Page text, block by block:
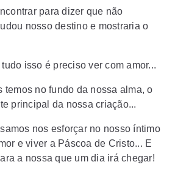
para dizer que não
nosso destino e mostraria o
isso é preciso ver com amor...
temos no fundo da nossa alma, o
principal da nossa criação...
nos esforçar no nosso íntimo
e viver a Páscoa de Cristo... E
a nossa que um dia irá chegar!